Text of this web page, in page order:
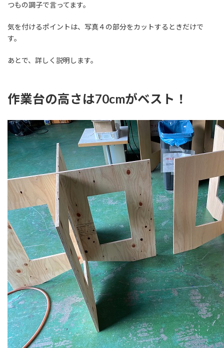
つもの調子で言ってます。
気を付けるポイントは、写真４の部分をカットするときだけで
す。
あとで、詳しく説明します。
作業台の高さは70cmがベスト！